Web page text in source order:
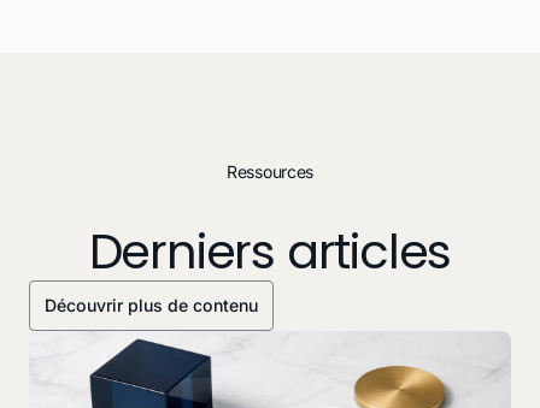
Ressources
Derniers articles
Découvrir plus de contenu